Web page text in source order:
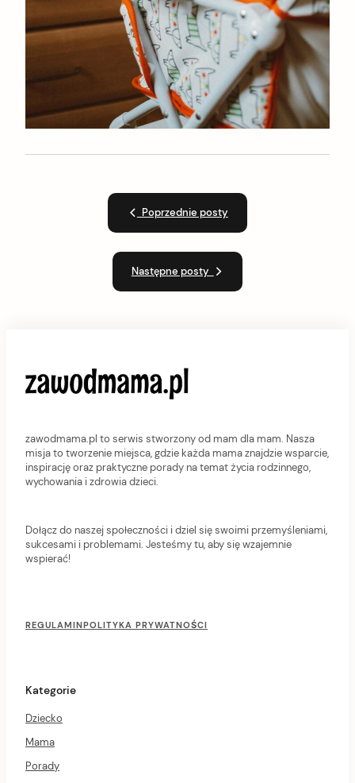
Poprzednie posty
Następne posty
zawodmama.pl to serwis stworzony od mam dla mam. Nasza
misja to tworzenie miejsca, gdzie każda mama znajdzie wsparcie,
inspirację oraz praktyczne porady na temat życia rodzinnego,
wychowania i zdrowia dzieci.
Dołącz do naszej społeczności i dziel się swoimi przemyśleniami,
sukcesami i problemami. Jesteśmy tu, aby się wzajemnie
wspierać!
o
r
M
e
n
u
REGULAMINPOLITYKA PRYWATNOŚCI
Kategorie
Dziecko
Mama
Porady